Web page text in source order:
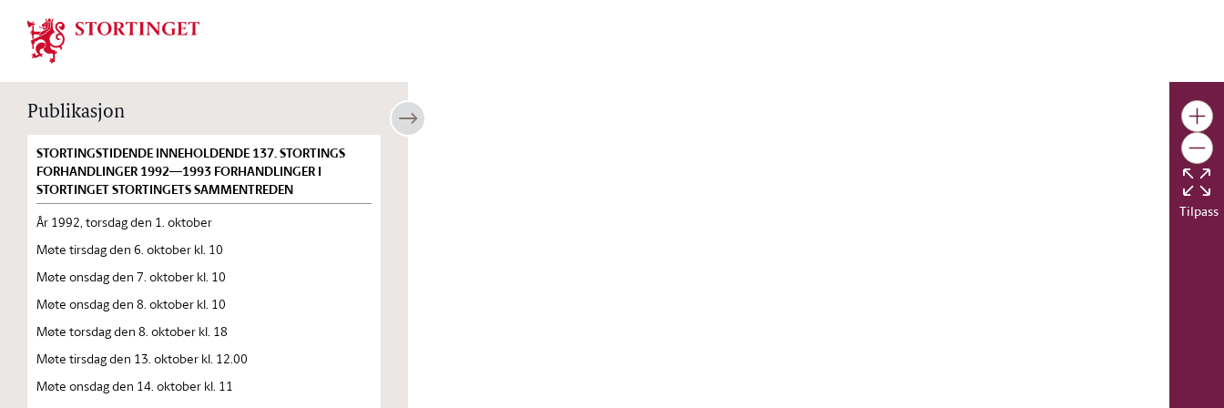
Stortinget.no
Publikasjon
STORTINGSTIDENDE INNEHOLDENDE 137. STORTINGS
FORHANDLINGER 1992—1993 FORHANDLINGER I
STORTINGET STORTINGETS SAMMENTREDEN
År 1992, torsdag den 1. oktober
Møte tirsdag den 6. oktober kl. 10
Møte onsdag den 7. oktober kl. 10
Møte onsdag den 8. oktober kl. 10
Møte torsdag den 8. oktober kl. 18
Møte tirsdag den 13. oktober kl. 12.00
Møte onsdag den 14. oktober kl. 11